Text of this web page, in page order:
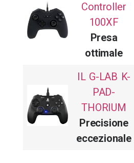
Controller
100XF
Presa
ottimale
IL G-LAB K-
PAD-
THORIUM
Precisione
eccezionale